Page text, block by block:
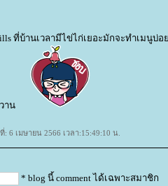
ที่บ้านเวลามีไข่ไก่เยอะมักจะทำเมนู
าน
: 6 เมษายน 2566 เวลา:15:49:10 น.
* blog นี้ comment ได้เฉพาะสมาชิก